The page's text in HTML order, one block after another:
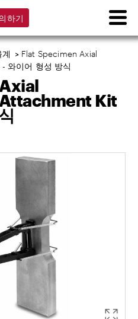
하기
계 > Flat Specimen Axial
와이어 형성 방식
Kit